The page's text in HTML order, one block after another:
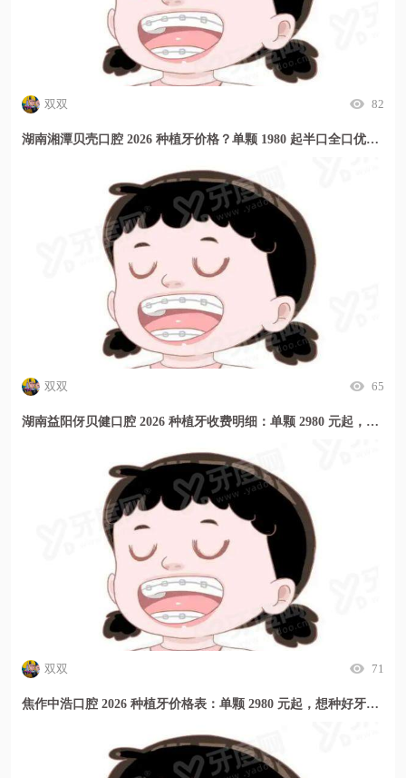
双双 82
湖南湘潭贝壳口腔 2026 种植牙价格？单颗 1980 起半口全口优惠多
双双 65
湖南益阳伢贝健口腔 2026 种植牙收费明细：单颗 2980 元起，种牙价格透明放心选
双双 71
焦作中浩口腔 2026 种植牙价格表：单颗 2980 元起，想种好牙选这里更安心